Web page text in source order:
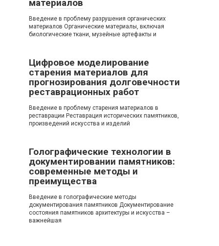
материалов
Введение в проблему разрушения органических
материалов Органические материалы, включая
биологические ткани, музейные артефакты и
Цифровое моделирование
старения материалов для
прогнозирования долговечности
реставрационных работ
Введение в проблему старения материалов в
реставрации Реставрация исторических памятников,
произведений искусства и изделий
Голографические технологии в
документировании памятников:
современные методы и
преимущества
Введение в голографические методы
документирования памятников Документирование
состояния памятников архитектуры и искусства –
важнейшая